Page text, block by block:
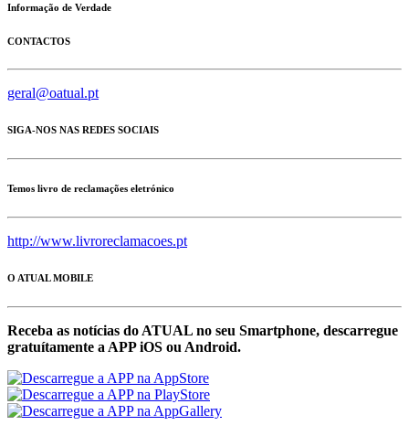
Informação de Verdade
CONTACTOS
geral@oatual.pt
SIGA-NOS NAS REDES SOCIAIS
Temos livro de reclamações eletrónico
http://www.livroreclamacoes.pt
O ATUAL MOBILE
Receba as notícias do ATUAL no seu Smartphone, descarregue
gratuítamente a APP iOS ou Android.